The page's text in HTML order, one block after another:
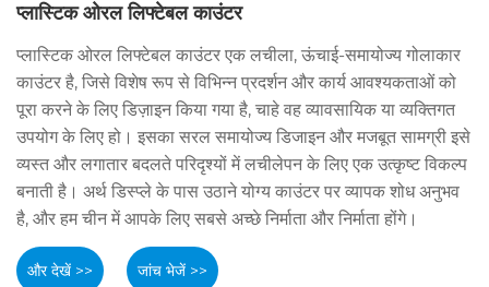
प्लास्टिक ओरल लिफ्टेबल काउंटर
प्लास्टिक ओरल लिफ्टेबल काउंटर एक लचीला, ऊंचाई-समायोज्य गोलाकार
काउंटर है, जिसे विशेष रूप से विभिन्न प्रदर्शन और कार्य आवश्यकताओं को
पूरा करने के लिए डिज़ाइन किया गया है, चाहे वह व्यावसायिक या व्यक्तिगत
उपयोग के लिए हो। इसका सरल समायोज्य डिजाइन और मजबूत सामग्री इसे
व्यस्त और लगातार बदलते परिदृश्यों में लचीलेपन के लिए एक उत्कृष्ट विकल्प
बनाती है। अर्थ डिस्प्ले के पास उठाने योग्य काउंटर पर व्यापक शोध अनुभव
है, और हम चीन में आपके लिए सबसे अच्छे निर्माता और निर्माता होंगे।
और देखें >> जांच भेजें >>